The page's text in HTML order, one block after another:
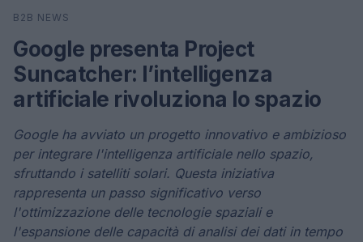
Cerca
B2B NEWS
Google presenta Project
Suncatcher: l’intelligenza
artificiale rivoluziona lo spazio
Google ha avviato un progetto innovativo e ambizioso
per integrare l'intelligenza artificiale nello spazio,
sfruttando i satelliti solari. Questa iniziativa
rappresenta un passo significativo verso
l'ottimizzazione delle tecnologie spaziali e
l'espansione delle capacità di analisi dei dati in tempo